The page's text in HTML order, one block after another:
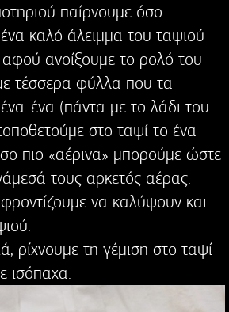
παίρνουμε όσο
καλό άλειμμα του ταψιού
αφού ανοίξουμε το ρολό του
τέσσερα φύλλα που τα
ένα (πάντα με το λάδι του
στο ταψί το ένα
πιο «αέρινα» μπορούμε ώστε
τους αρκετός αέρας.
να καλύψουν και
ρίχνουμε τη γέμιση στο ταψί
ισόπαχα.